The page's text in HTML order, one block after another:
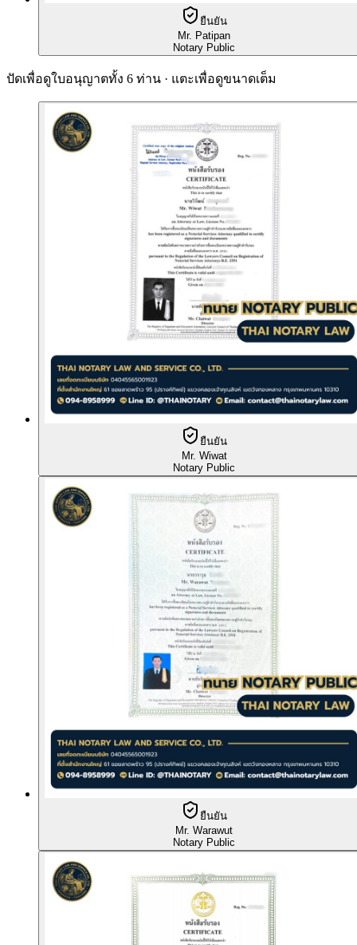
ยืนยัน
Mr. Patipan
Notary Public
ปัดเพื่อดูใบอนุญาตทั้ง 6 ท่าน · แตะเพื่อดูขนาดเต็ม
ยืนยัน
Mr. Wiwat
Notary Public
ยืนยัน
Mr. Warawut
Notary Public